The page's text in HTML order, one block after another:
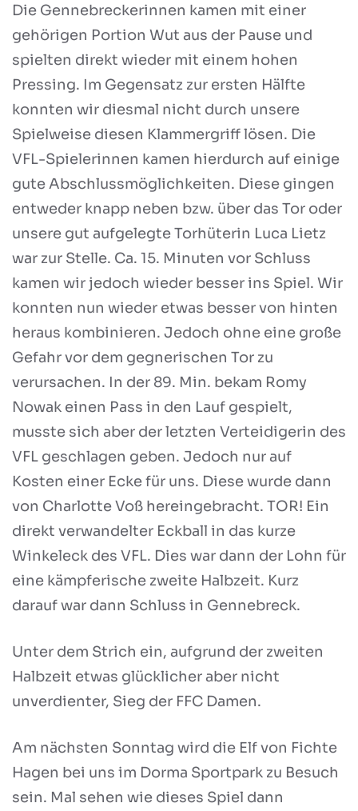
Die Gennebreckerinnen kamen mit einer
gehörigen Portion Wut aus der Pause und
spielten direkt wieder mit einem hohen
Pressing. Im Gegensatz zur ersten Hälfte
konnten wir diesmal nicht durch unsere
Spielweise diesen Klammergriff lösen. Die
VFL-Spielerinnen kamen hierdurch auf einige
gute Abschlussmöglichkeiten. Diese gingen
entweder knapp neben bzw. über das Tor oder
unsere gut aufgelegte Torhüterin Luca Lietz
war zur Stelle. Ca. 15. Minuten vor Schluss
kamen wir jedoch wieder besser ins Spiel. Wir
konnten nun wieder etwas besser von hinten
heraus kombinieren. Jedoch ohne eine große
Gefahr vor dem gegnerischen Tor zu
verursachen. In der 89. Min. bekam Romy
Nowak einen Pass in den Lauf gespielt,
musste sich aber der letzten Verteidigerin des
VFL geschlagen geben. Jedoch nur auf
Kosten einer Ecke für uns. Diese wurde dann
von Charlotte Voß hereingebracht. TOR! Ein
direkt verwandelter Eckball in das kurze
Winkeleck des VFL. Dies war dann der Lohn für
eine kämpferische zweite Halbzeit. Kurz
darauf war dann Schluss in Gennebreck.
Unter dem Strich ein, aufgrund der zweiten
Halbzeit etwas glücklicher aber nicht
unverdienter, Sieg der FFC Damen.
Am nächsten Sonntag wird die Elf von Fichte
Hagen bei uns im Dorma Sportpark zu Besuch
sein. Mal sehen wie dieses Spiel dann